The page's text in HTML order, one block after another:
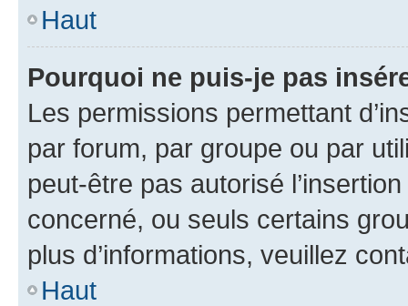
Haut
Pourquoi ne puis-je pas
Les permissions permettant
par forum, par groupe ou par
peut-être pas autorisé
concerné, ou seuls certains
plus d’informations, veuillez
Haut